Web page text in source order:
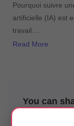
Pourquoi suivre
artificielle (IA) est
travail....
Read More
You can